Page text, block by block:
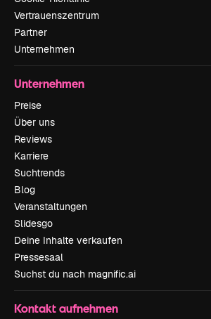
Vertrauenszentrum
Partner
Unternehmen
Unternehmen
Preise
Über uns
Reviews
Karriere
Suchtrends
Blog
Veranstaltungen
Slidesgo
Deine Inhalte verkaufen
Pressesaal
Suchst du nach magnific.ai
Kontakt aufnehmen